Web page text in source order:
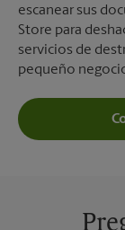
escanear sus
Store para
servicios de
pequeño